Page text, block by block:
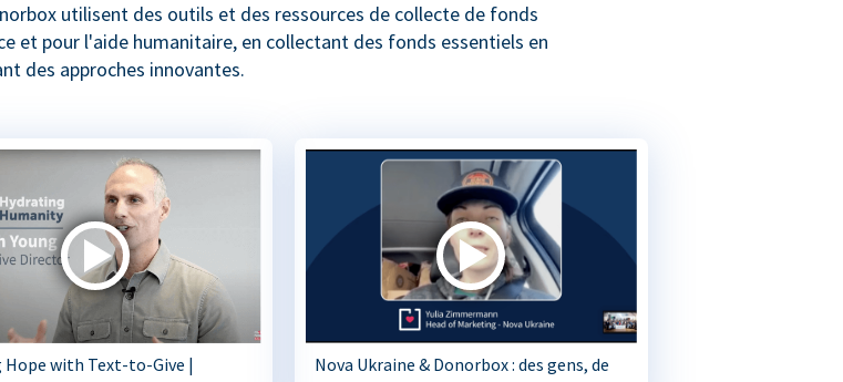
utilisent des outils et des ressources de collecte de fonds
et pour l'aide humanitaire, en collectant des fonds essentiels en
des approches innovantes.
Hope with Text-to-Give |
Nova Ukraine & Donorbox : des gens, de